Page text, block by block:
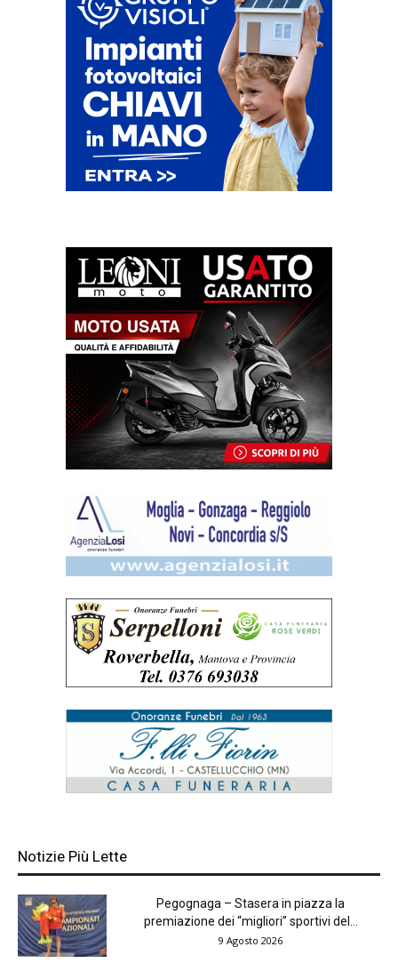
Notizie Più Lette
Pegognaga – Stasera in piazza la
premiazione dei “migliori” sportivi del...
9 Agosto 2026